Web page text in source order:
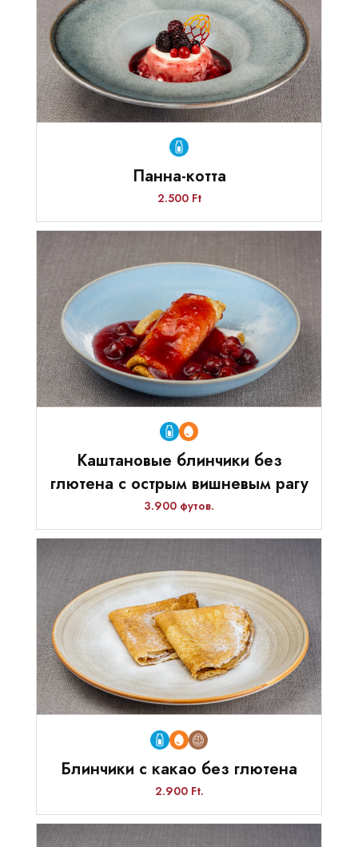
Панна-котта
2.500 Ft
Каштановые блинчики без
глютена с острым вишневым рагу
3.900 футов.
Блинчики с какао без глютена
2.900 Ft.